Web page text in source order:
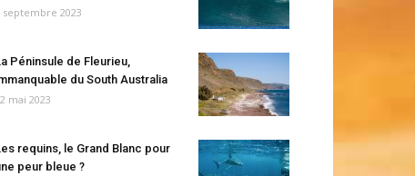
septembre 2023
Péninsule de Fleurieu,
du South Australia
mai 2023
requins, le Grand Blanc pour
peur bleue ?